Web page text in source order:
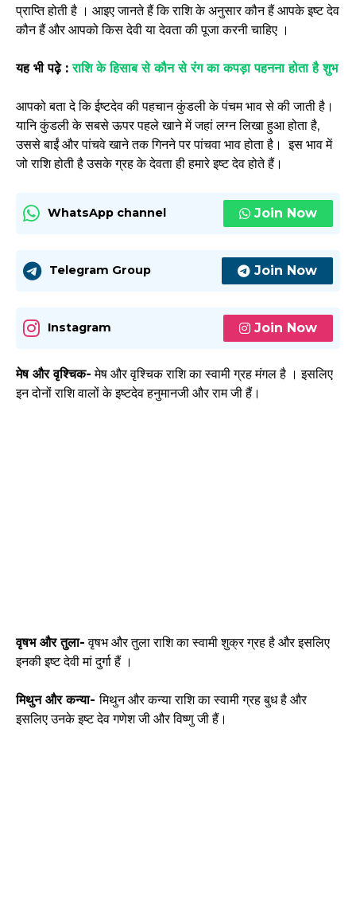
प्राप्ति होती है । आइए जानते हैं कि राशि के अनुसार कौन हैं आपके इष्ट देव
कौन हैं और आपको किस देवी या देवता की पूजा करनी चाहिए ।
यह भी पढ़े :राशि के हिसाब से कौन से रंग का कपड़ा पहनना होता है शुभ
आपको बता दे कि ईष्टदेव की पहचान कुंडली के पंचम भाव से की जाती है।
यानि कुंडली के सबसे ऊपर पहले खाने में जहां लग्न लिखा हुआ होता है,
उससे बाईं और पांचवे खाने तक गिनने पर पांचवा भाव होता है। इस भाव में
जो राशि होती है उसके ग्रह के देवता ही हमारे इष्ट देव होते हैं।
WhatsApp channel Join Now
Telegram Group Join Now
Instagram Join Now
मेष और वृश्चिक- मेष और वृश्चिक राशि का स्वामी ग्रह मंगल है । इसलिए
इन दोनों राशि वालों के इष्टदेव हनुमानजी और राम जी हैं।
वृषभ और तुला- वृषभ और तुला राशि का स्वामी शुक्र ग्रह है और इसलिए
इनकी इष्ट देवी मां दुर्गा हैं ।
मिथुन और कन्या-मिथुन और कन्या राशि का स्वामी ग्रह बुध है और
इसलिए उनके इष्ट देव गणेश जी और विष्णु जी हैं।